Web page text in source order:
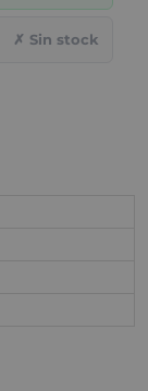
✗ Sin stock